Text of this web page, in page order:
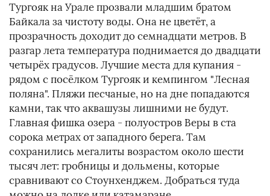
Тургояк на Урале прозвали младшим братом
Байкала за чистоту воды. Она не цветёт, а
прозрачность доходит до семнадцати метров. В
разгар лета температура поднимается до двадцати
четырёх градусов. Лучшие места для купания -
рядом с посёлком Тургояк и кемпингом "Лесная
поляна". Пляжи песчаные, но на дне попадаются
камни, так что аквашузы лишними не будут.
Главная фишка озера - полуостров Веры в ста
сорока метрах от западного берега. Там
сохранились мегалиты возрастом около шести
тысяч лет: гробницы и дольмены, которые
сравнивают со Стоунхенджем. Добраться туда